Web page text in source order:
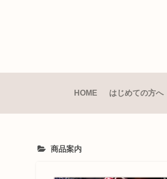
HOME はじめての方へ
商品案内